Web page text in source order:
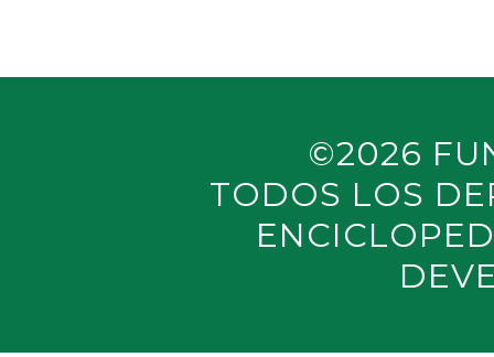
©2026
TODOS LOS